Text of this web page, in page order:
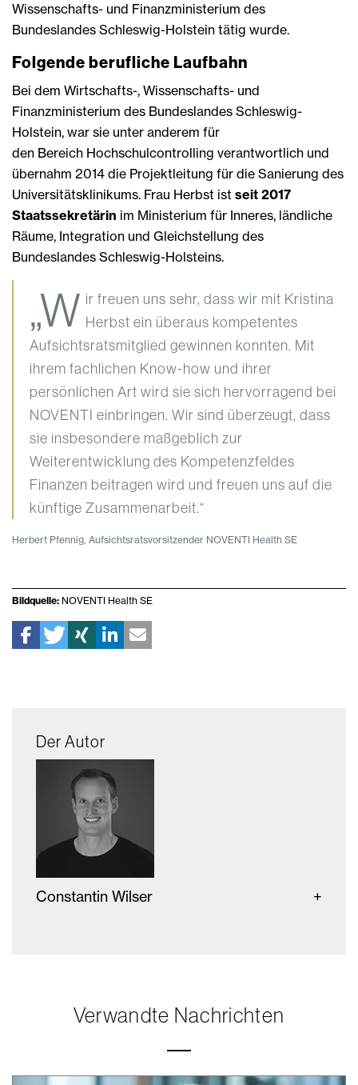
Wissenschafts- und Finanzministerium des
Bundeslandes Schleswig-Holstein tätig wurde.
Folgende berufliche Laufbahn
Bei dem Wirtschafts-, Wissenschafts- und
Finanzministerium des Bundeslandes Schleswig-
Holstein, war sie unter anderem für
den Bereich Hochschulcontrolling verantwortlich und
übernahm 2014 die Projektleitung für die Sanierung des
Universitätsklinikums. Frau Herbst ist seit 2017
Staatssekretärin im Ministerium für Inneres, ländliche
Räume, Integration und Gleichstellung des
Bundeslandes Schleswig-Holsteins.
„W ir freuen uns sehr, dass wir mit Kristina
Herbst ein überaus kompetentes
Aufsichtsratsmitglied gewinnen konnten. Mit
ihrem fachlichen Know-how und ihrer
persönlichen Art wird sie sich hervorragend bei
NOVENTI einbringen. Wir sind überzeugt, dass
sie insbesondere maßgeblich zur
Weiterentwicklung des Kompetenzfeldes
Finanzen beitragen wird und freuen uns auf die
künftige Zusammenarbeit.“
Herbert Pfennig, Aufsichtsratsvorsitzender NOVENTI Health SE
Bildquelle: NOVENTI Health SE
Der Autor
Constantin Wilser
Verwandte Nachrichten